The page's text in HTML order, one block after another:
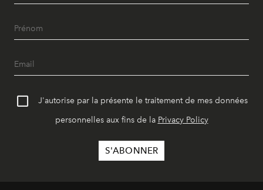
J'autorise par la présente le traitement de mes données
personnelles aux fins de la Privacy Policy